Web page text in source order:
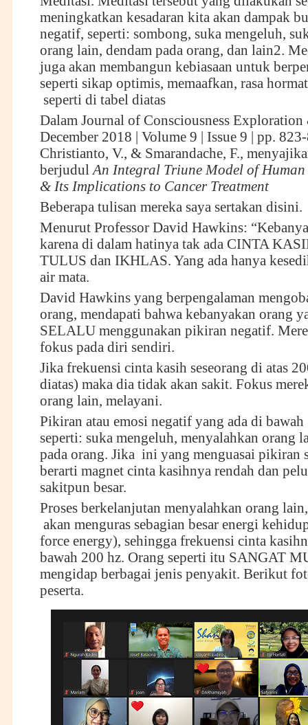
meningkatkan kesadaran kita akan dampak
negatif, seperti: sombong, suka mengeluh,
orang lain, dendam pada orang, dan lain2.
juga akan membangun kebiasaan untuk
seperti sikap optimis, memaafkan, rasa
seperti di tabel diatas
Dalam Journal of Consciousness Exploration
December 2018 | Volume 9 | Issue 9 | pp.
Christianto, V., & Smarandache, F.,
berjudulAn Integral Triune Model of Human
& Its Implications to Cancer Treatment
Beberapa tulisan mereka saya sertakan disini.
Menurut Professor David Hawkins:
karena di dalam hatinya tak ada CINTA
TULUS dan IKHLAS. Yang ada hanya
air mata.
David Hawkins yang berpengalaman
orang, mendapati bahwa kebanyakan orang
SELALU menggunakan pikiran negatif.
fokus pada diri sendiri.
Jika frekuensi cinta kasih seseorang di atas
diatas) maka dia tidak akan sakit. Fokus
orang lain, melayani.
Pikiran atau emosi negatif yang ada di bawah
seperti: suka mengeluh, menyalahkan orang
pada orang. Jika ini yang menguasai pikiran
berarti magnet cinta kasihnya rendah dan
sakitpun besar.
Proses berkelanjutan menyalahkan orang
akan menguras sebagian besar energi
force energy), sehingga frekuensi cinta
bawah 200 hz. Orang seperti itu SANGAT
mengidap berbagai jenis penyakit. Berikut
peserta.